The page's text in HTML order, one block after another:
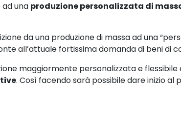
una produzione personalizzata di
da una produzione di massa ad una
all’attuale fortissima domanda di beni di
maggiormente personalizzata e
. Così facendo sarà possibile dare inizio al